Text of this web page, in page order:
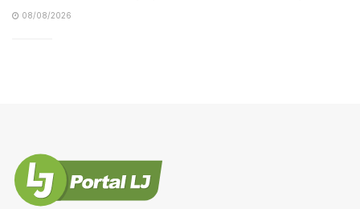
08/08/2026